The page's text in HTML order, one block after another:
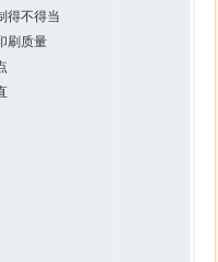
得不得当
刷质量